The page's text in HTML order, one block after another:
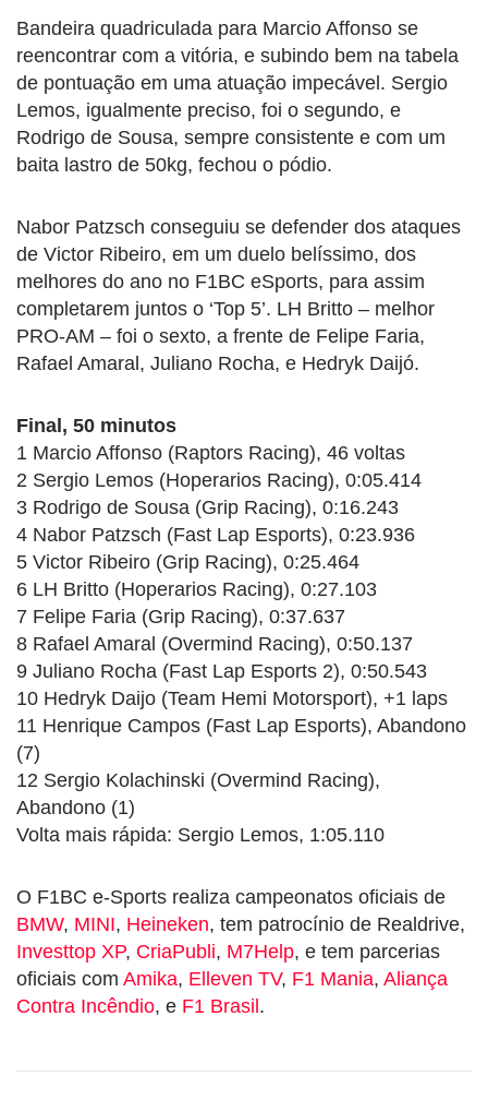
Bandeira quadriculada para Marcio Affonso se
reencontrar com a vitória, e subindo bem na tabela
de pontuação em uma atuação impecável. Sergio
Lemos, igualmente preciso, foi o segundo, e
Rodrigo de Sousa, sempre consistente e com um
baita lastro de 50kg, fechou o pódio.
Nabor Patzsch conseguiu se defender dos ataques
de Victor Ribeiro, em um duelo belíssimo, dos
melhores do ano no F1BC eSports, para assim
completarem juntos o ‘Top 5’. LH Britto – melhor
PRO-AM – foi o sexto, a frente de Felipe Faria,
Rafael Amaral, Juliano Rocha, e Hedryk Daijó.
Final, 50 minutos
1 Marcio Affonso (Raptors Racing), 46 voltas
2 Sergio Lemos (Hoperarios Racing), 0:05.414
3 Rodrigo de Sousa (Grip Racing), 0:16.243
4 Nabor Patzsch (Fast Lap Esports), 0:23.936
5 Victor Ribeiro (Grip Racing), 0:25.464
6 LH Britto (Hoperarios Racing), 0:27.103
7 Felipe Faria (Grip Racing), 0:37.637
8 Rafael Amaral (Overmind Racing), 0:50.137
9 Juliano Rocha (Fast Lap Esports 2), 0:50.543
10 Hedryk Daijo (Team Hemi Motorsport), +1 laps
11 Henrique Campos (Fast Lap Esports), Abandono
(7)
12 Sergio Kolachinski (Overmind Racing),
Abandono (1)
Volta mais rápida: Sergio Lemos, 1:05.110
O F1BC e-Sports realiza campeonatos oficiais de
BMW, MINI, Heineken, tem patrocínio de Realdrive,
Investtop XP, CriaPubli, M7Help, e tem parcerias
oficiais com Amika, Elleven TV, F1 Mania, Aliança
Contra Incêndio, e F1 Brasil.